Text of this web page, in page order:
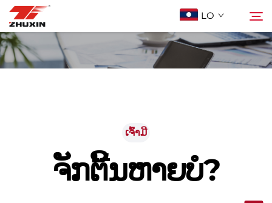
LO
ເຈົ້າມີ
ຈັກຕີ້ນຫາຍບໍ?